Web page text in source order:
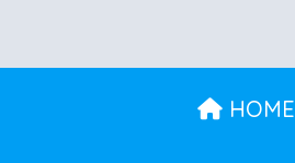
HOME